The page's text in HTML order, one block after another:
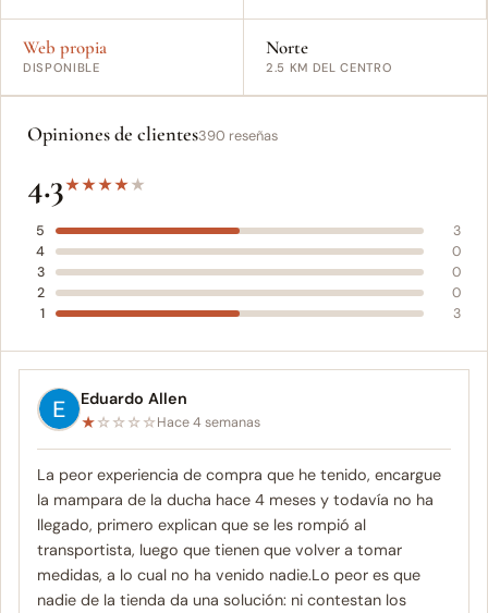
Web propia
DISPONIBLE
Norte
2.5 KM DEL CENTRO
Opiniones de clientes390 reseñas
4.3★★★★★
5
3
4
0
3
0
2
0
1
3
Eduardo Allen
★☆☆☆☆Hace 4 semanas
La peor experiencia de compra que he tenido, encargue
la mampara de la ducha hace 4 meses y todavía no ha
llegado, primero explican que se les rompió al
transportista, luego que tienen que volver a tomar
medidas, a lo cual no ha venido nadie.Lo peor es que
nadie de la tienda da una solución: ni contestan los